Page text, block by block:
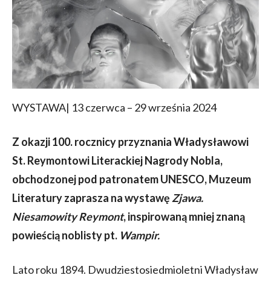
WYSTAWA| 13 czerwca – 29 września 2024
Z okazji 100. rocznicy przyznania Władysławowi
St. Reymontowi Literackiej Nagrody Nobla,
obchodzonej pod patronatem UNESCO, Muzeum
Literatury zaprasza na wystawę Zjawa.
Niesamowity Reymont, inspirowaną mniej znaną
powieścią noblisty pt. Wampir.
Lato roku 1894. Dwudziestosiedmioletni Władysław